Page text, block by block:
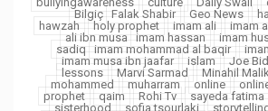
Bilgiç Falak Shabir Geo News
hawzah
holy prophet imam ali imam
ali ibn musa
imam hassan imam
sadiq
imam mohammad al baqir
imam musa ibn jaafar
islam Joe
lessons
Marvi Sarmad Minahil Malik
mohammed
muharram online
prophet
qaim Rohi Tv sayeda fatima
sisterhood
sofia tsourlaki